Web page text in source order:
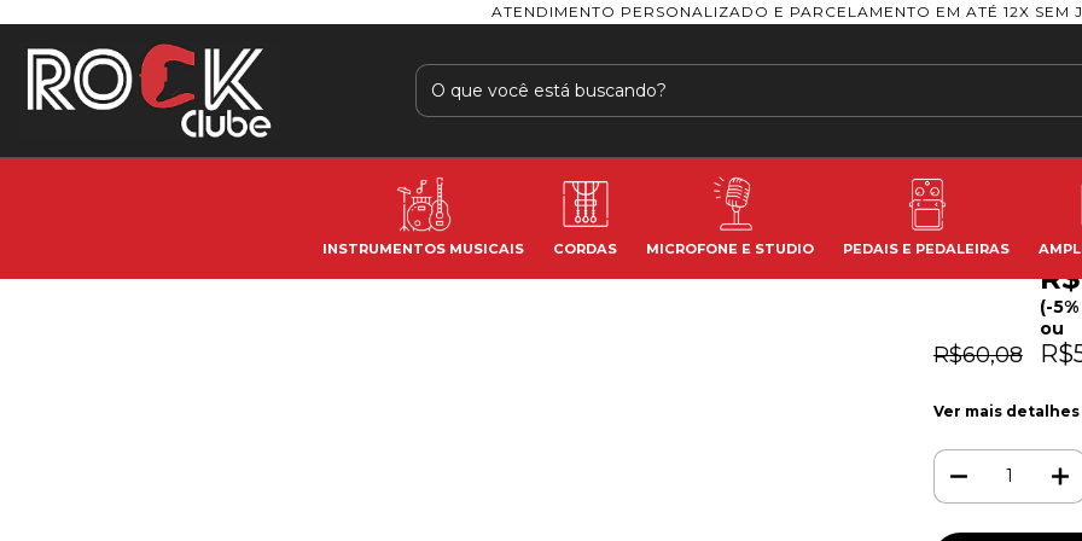
ATENDIMENTO PERSONALIZADO E PARCELAMENTO EM ATÉ 12X SEM
INSTRUMENTOS MUSICAIS CORDAS MICROFONE E STUDIO PEDAIS E PEDALEIRAS
FONTE
4
R$60,08
(-
ou
Ver mais detalhes